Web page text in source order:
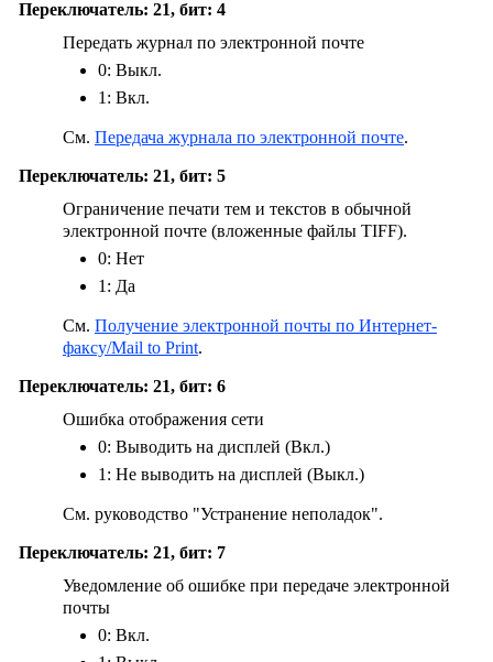
Переключатель: 21, бит: 4
Передать журнал по электронной почте
0: Выкл.
1: Вкл.
См. Передача журнала по электронной почте.
Переключатель: 21, бит: 5
Ограничение печати тем и текстов в обычной
электронной почте (вложенные файлы TIFF).
0: Нет
1: Да
См. Получение электронной почты по Интернет-
факсу/Mail to Print.
Переключатель: 21, бит: 6
Ошибка отображения сети
0: Выводить на дисплей (Вкл.)
1: Не выводить на дисплей (Выкл.)
См. руководство "Устранение неполадок".
Переключатель: 21, бит: 7
Уведомление об ошибке при передаче электронной
почты
0: Вкл.